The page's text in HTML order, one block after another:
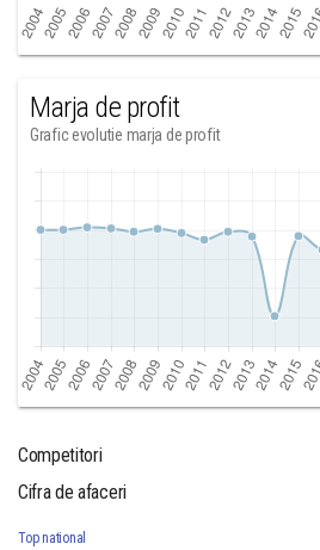
Marja de profit
Grafic evolutie marja de profit
Competitori
Cifra de afaceri
Top national